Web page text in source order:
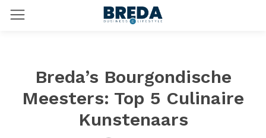
Breda’s Bourgondische
Meesters: Top 5 Culinaire
Kunstenaars